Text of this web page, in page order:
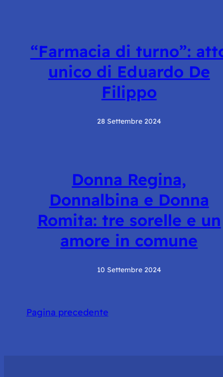
“Farmacia di turno”:
unico di Eduardo De
Filippo
28 Settembre 2024
Donna Regina,
Donnalbina e Donna
Romita: tre sorelle e un
amore in comune
10 Settembre 2024
Pagina precedente